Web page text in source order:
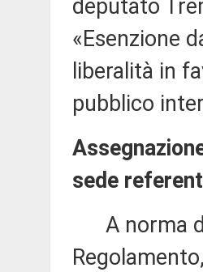
deputato
«Esenzione
liberalità in
pubblico
sede
A norma